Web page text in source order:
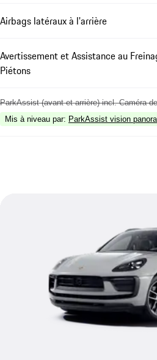
Airbags latéraux à l'arrière
Avertissement et Assistance au
Piétons
ParkAssist (avant et arrière) incl. Caméra
Mis à niveau par: ParkAssist vision